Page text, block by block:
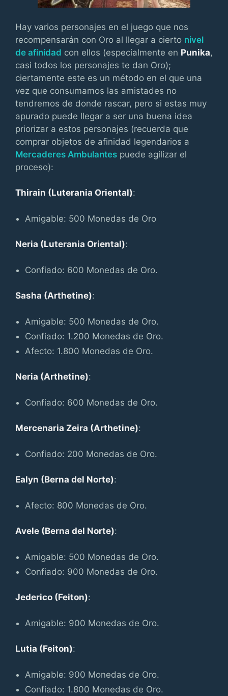
Hay varios personajes en el juego que nos
recompensarán con Oro al llegar a cierto nivel
de afinidad con ellos (especialmente en Punika,
casi todos los personajes te dan Oro);
ciertamente este es un método en el que una
vez que consumamos las amistades no
tendremos de donde rascar, pero si estas muy
apurado puede llegar a ser una buena idea
priorizar a estos personajes (recuerda que
comprar objetos de afinidad legendarios a
Mercaderes Ambulantes puede agilizar el
proceso):
Thirain (Luterania Oriental):
Amigable: 500 Monedas de Oro
Neria (Luterania Oriental):
Confiado: 600 Monedas de Oro.
Sasha (Arthetine):
Amigable: 500 Monedas de Oro.
Confiado: 1.200 Monedas de Oro.
Afecto: 1.800 Monedas de Oro.
Neria (Arthetine):
Confiado: 600 Monedas de Oro.
Mercenaria Zeira (Arthetine):
Confiado: 200 Monedas de Oro.
Ealyn (Berna del Norte):
Afecto: 800 Monedas de Oro.
Avele (Berna del Norte):
Amigable: 500 Monedas de Oro.
Confiado: 900 Monedas de Oro.
Jederico (Feiton):
Amigable: 900 Monedas de Oro.
Lutia (Feiton):
Amigable: 900 Monedas de Oro.
Confiado: 1.800 Monedas de Oro.